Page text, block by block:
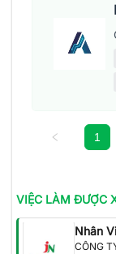
1
VIỆC LÀM ĐƯỢC
CÔNG